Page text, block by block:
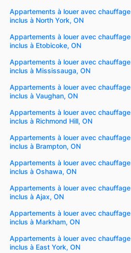
Appartements à louer avec chauffage
inclus à North York, ON
Appartements à louer avec chauffage
inclus à Etobicoke, ON
Appartements à louer avec chauffage
inclus à Mississauga, ON
Appartements à louer avec chauffage
inclus à Vaughan, ON
Appartements à louer avec chauffage
inclus à Richmond Hill, ON
Appartements à louer avec chauffage
inclus à Brampton, ON
Appartements à louer avec chauffage
inclus à Oshawa, ON
Appartements à louer avec chauffage
inclus à Ajax, ON
Appartements à louer avec chauffage
inclus à Markham, ON
Appartements à louer avec chauffage
inclus à East York, ON